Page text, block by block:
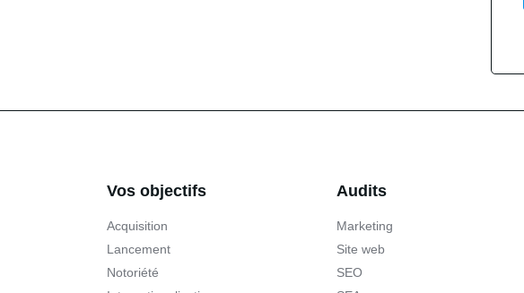
Vos objectifs
Acquisition
Lancement
Notoriété
Audits
Marketing
Site web
SEO